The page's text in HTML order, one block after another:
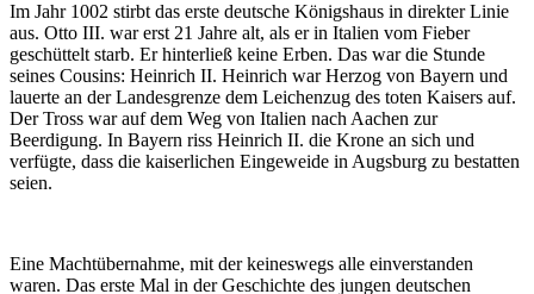
Im Jahr 1002 stirbt das erste deutsche Königshaus in direkter Linie
aus. Otto III. war erst 21 Jahre alt, als er in Italien vom Fieber
geschüttelt starb. Er hinterließ keine Erben. Das war die Stunde
seines Cousins: Heinrich II. Heinrich war Herzog von Bayern und
lauerte an der Landesgrenze dem Leichenzug des toten Kaisers auf.
Der Tross war auf dem Weg von Italien nach Aachen zur
Beerdigung. In Bayern riss Heinrich II. die Krone an sich und
verfügte, dass die kaiserlichen Eingeweide in Augsburg zu bestatten
seien.
Eine Machtübernahme, mit der keineswegs alle einverstanden
waren. Das erste Mal in der Geschichte des jungen deutschen